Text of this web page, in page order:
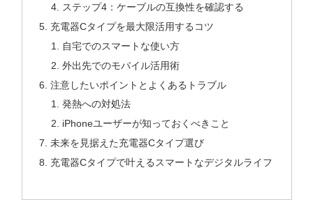
ステップ4：ケーブルの互換性を確認する
充電器Cタイプを最大限活用するコツ
自宅でのスマートな使い方
外出先でのモバイル活用術
注意したいポイントとよくあるトラブル
発熱への対処法
iPhoneユーザーが知っておくべきこと
未来を見据えた充電器Cタイプ選び
充電器Cタイプで叶えるスマートなデジタルライフ